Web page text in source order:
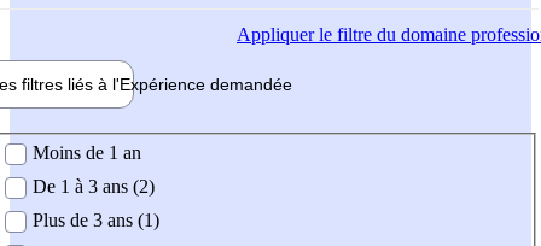
Appliquerle filtre du domaine
filtres liés à l'Expérience demandée
demandée
Moins de 1 an
De 1 à 3 ans (2)
Plus de 3 ans (1)